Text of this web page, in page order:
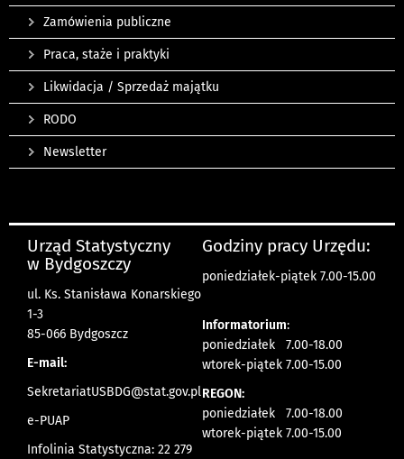
Zamówienia publiczne
Praca, staże i praktyki
Likwidacja / Sprzedaż majątku
RODO
Newsletter
Urząd Statystyczny
w Bydgoszczy
ul. Ks. Stanisława Konarskiego
1-3
85-066 Bydgoszcz
E-mail:
SekretariatUSBDG@stat.gov.pl
e-PUAP
Infolinia Statystyczna: 22 279
Godziny pracy Urzędu:
poniedziałek-piątek 7.00-15.00
Informatorium:
poniedziałek 7.00-18.00
wtorek-piątek 7.00-15.00
REGON:
poniedziałek 7.00-18.00
wtorek-piątek 7.00-15.00